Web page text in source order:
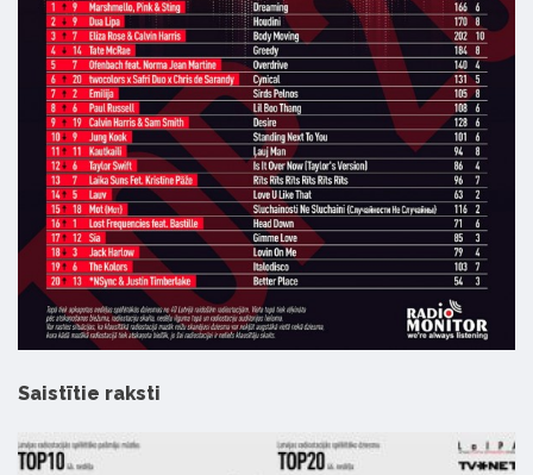
Saistītie raksti